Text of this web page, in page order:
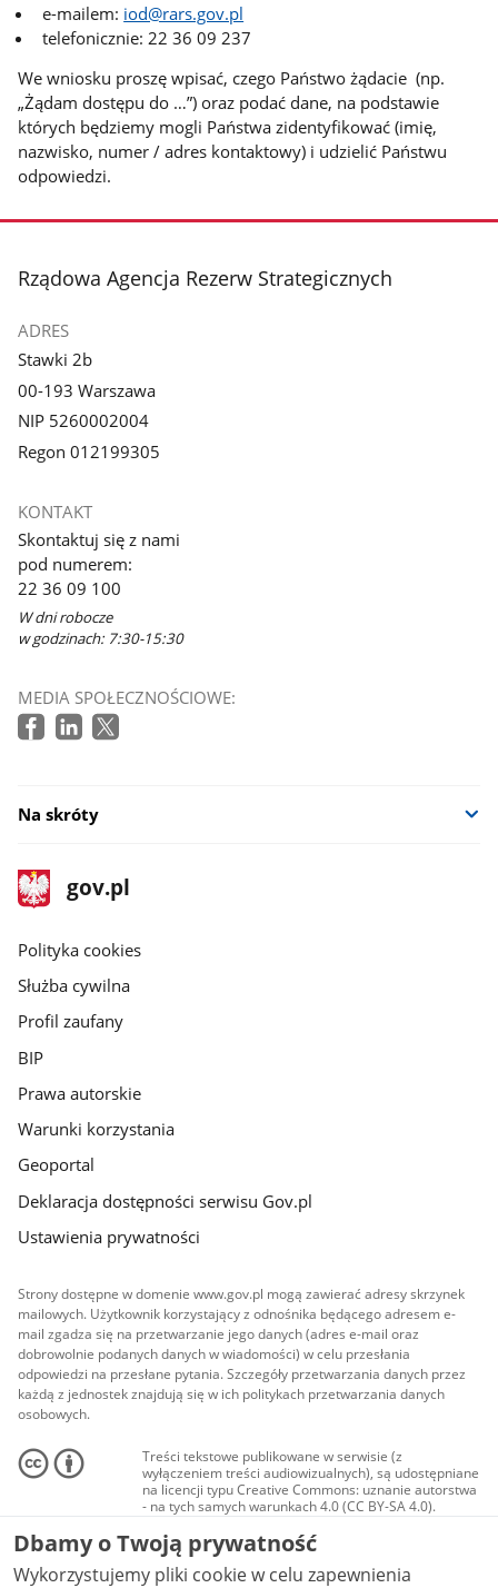
e-mailem: iod@rars.gov.pl
telefonicznie: 22 36 09 237
We wniosku proszę wpisać, czego Państwo żądacie (np.
„Żądam dostępu do …”) oraz podać dane, na podstawie
których będziemy mogli Państwa zidentyfikować (imię,
nazwisko, numer / adres kontaktowy) i udzielić Państwu
odpowiedzi.
stopka
Rządowa Agencja Rezerw Strategicznych
ADRES
Stawki 2b
00-193 Warszawa
NIP 5260002004
Regon 012199305
KONTAKT
Skontaktuj się z nami
pod numerem:
22 36 09 100
W dni robocze
w godzinach: 7:30-15:30
MEDIA SPOŁECZNOŚCIOWE:
Na skróty
stopka
gov.pl
Strona
gov.pl
gov.pl
Polityka cookies
Służba cywilna
Profil zaufany
BIP
Prawa autorskie
Warunki korzystania
Geoportal
Deklaracja dostępności serwisu Gov.pl
Ustawienia prywatności
Strony dostępne w domenie www.gov.pl mogą zawierać adresy skrzynek
mailowych. Użytkownik korzystający z odnośnika będącego adresem e-
mail zgadza się na przetwarzanie jego danych (adres e-mail oraz
dobrowolnie podanych danych w wiadomości) w celu przesłania
odpowiedzi na przesłane pytania. Szczegóły przetwarzania danych przez
każdą z jednostek znajdują się w ich politykach przetwarzania danych
osobowych.
Treści tekstowe publikowane w serwisie (z
wyłączeniem treści audiowizualnych), są udostępniane
na licencji typu Creative Commons: uznanie autorstwa
- na tych samych warunkach 4.0 (CC BY-SA 4.0).
Materiały audiowizualne, w tym zdjęcia, materiały
audio i wideo, są udostępniane na licencji typu
Creative Commons: uznanie autorstwa użycie
niekomercyjne - bez utworów zależnych 4.0 (CC BY-
Dbamy o Twoją prywatność
Wykorzystujemy pliki cookie w celu zapewnienia